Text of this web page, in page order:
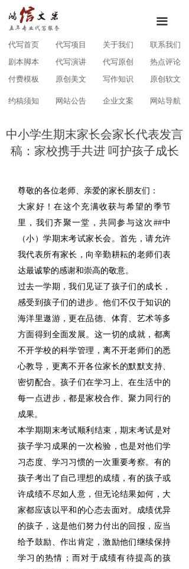
代写首页 代写项目 关于我们 联系我们
付费模板 原创美文 写作知识 原创软文
剧本脚本 代写演讲 代写原创 热点评论
约稿须知 网站公告 企业文案 网站导航
끀
中小学生期末家长会家长代表发言
稿：家校携手共进 呵护孩子成长
尊敬的各位老师、亲爱的家长朋友们：
大家好！在这个充满收获与希望的季节
里，我们齐聚一堂，共同参与这次##中
（小）学期末考试家长会。首先，请允许
我代表所有家长，向辛勤耕耘的老师们表
达最诚挚的感谢和崇高的敬意。
过去一学期，我们见证了孩子们的成长，
感受到孩子们的进步。他们不仅于知识的
海洋里遨游，更在品德、体育、艺术等多
方面得到全面发展。这一切的成就，都离
不开学校的科学管理，离不开老师们的悉
心教导，更离不开各位家长的默默支持、
密切配合。孩子们在学习上、在生活中的
每一点进步，都是家校合作、聚力同行的
成果。
本学期期末考试顺利结束，期末考试是对
孩子学习成果的一次检验，也是对他们学
习态度、学习习惯的一次重要考察。有的
孩子考出了自己理想的成绩，有的孩子或
许成绩不尽如人意，但无论结果如何，大
家都应该以平和的心态去面对。成绩优异
的孩子，这是他们努力付出的回报，应当
给予鼓励、作出肯定，激励他们继续保持
学习的热情；而对于成绩有待提高的孩